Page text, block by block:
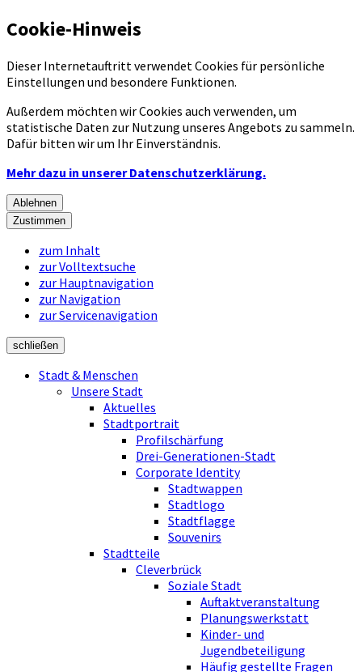
Cookie-Hinweis
Dieser Internetauftritt verwendet Cookies für persönliche
Einstellungen und besondere Funktionen.
Außerdem möchten wir Cookies auch verwenden, um
statistische Daten zur Nutzung unseres Angebots zu sammeln.
Dafür bitten wir um Ihr Einverständnis.
Mehr dazu in unserer Datenschutzerklärung.
Ablehnen
Zustimmen
zum Inhalt
zur Volltextsuche
zur Hauptnavigation
zur Navigation
zur Servicenavigation
schließen
Stadt & Menschen
Unsere Stadt
Aktuelles
Stadtportrait
Profilschärfung
Drei-Generationen-Stadt
Corporate Identity
Stadtwappen
Stadtlogo
Stadtflagge
Souvenirs
Stadtteile
Cleverbrück
Soziale Stadt
Auftaktveranstaltung
Planungswerkstatt
Kinder- und
Jugendbeteiligung
Häufig gestellte Fragen